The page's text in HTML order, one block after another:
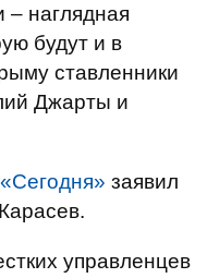
– наглядная
будут и в
ставленники
Джарты и
«Сегодня» заявил
управленцев